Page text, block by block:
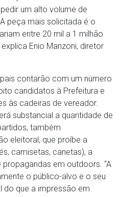
um alto volume de
peça mais solicitada é o
entre 20 mil a 1 milhão
Enio Manzoni, diretor
contarão com um número
candidatos à Prefeitura e
às cadeiras de vereador.
substancial a quantidade de
também
eleitoral, que proíbe a
camisetas, canetas), a
em outdoors. “A
o público-alvo e o seu
do que a impressão em